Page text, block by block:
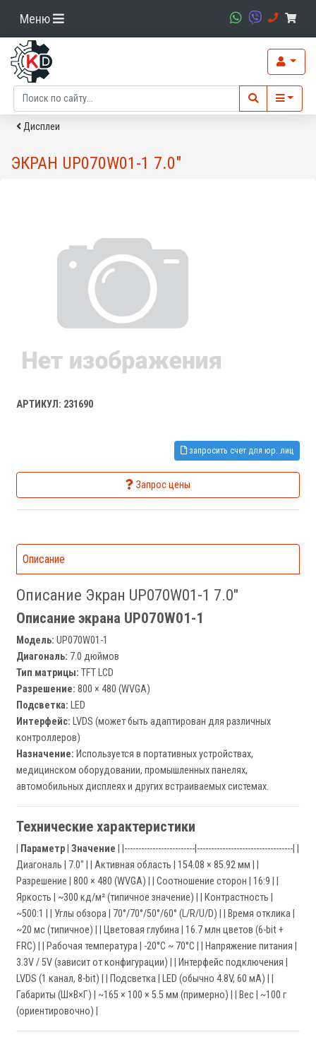
Меню
Дисплеи
ЭКРАН UP070W01-1 7.0"
АРТИКУЛ: 231690
запросить счет для юр. лиц
Запрос цены
Описание
Описание Экран UP070W01-1 7.0"
Описание экрана UP070W01-1
Модель: UP070W01-1
Диагональ: 7.0 дюймов
Тип матрицы: TFT LCD
Разрешение: 800 × 480 (WVGA)
Подсветка: LED
Интерфейс: LVDS (может быть адаптирован для различных
контроллеров)
Назначение: Используется в портативных устройствах,
медицинском оборудовании, промышленных панелях,
автомобильных дисплеях и других встраиваемых системах.
Технические характеристики
Параметр Значение | |-------------------------|----------------------------------| |
Диагональ | 7.0" | | Активная область | 154.08 × 85.92 мм | |
Разрешение | 800 × 480 (WVGA) | | Соотношение сторон | 16:9 | |
Яркость | ~300 кд/м² (типичное значение) | | Контрастность |
~500:1 | | Углы обзора | 70°/70°/50°/60° (L/R/U/D) | | Время отклика |
~20 мс (типичное) | | Цветовая глубина | 16.7 млн цветов (6-bit +
FRC) | | Рабочая температура | -20°C ~ 70°C | | Напряжение питания |
3.3V / 5V (зависит от конфигурации) | | Интерфейс подключения |
LVDS (1 канал, 8-bit) | | Подсветка | LED (обычно 4.8V, 60 мА) | |
Габариты (Ш×В×Г) | ~165 × 100 × 5.5 мм (примерно) | | Вес | ~100 г
(ориентировочно) |